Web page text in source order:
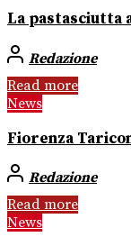
La pastasciutta
Redazione
Read more
News
Fiorenza
Redazione
Read more
News